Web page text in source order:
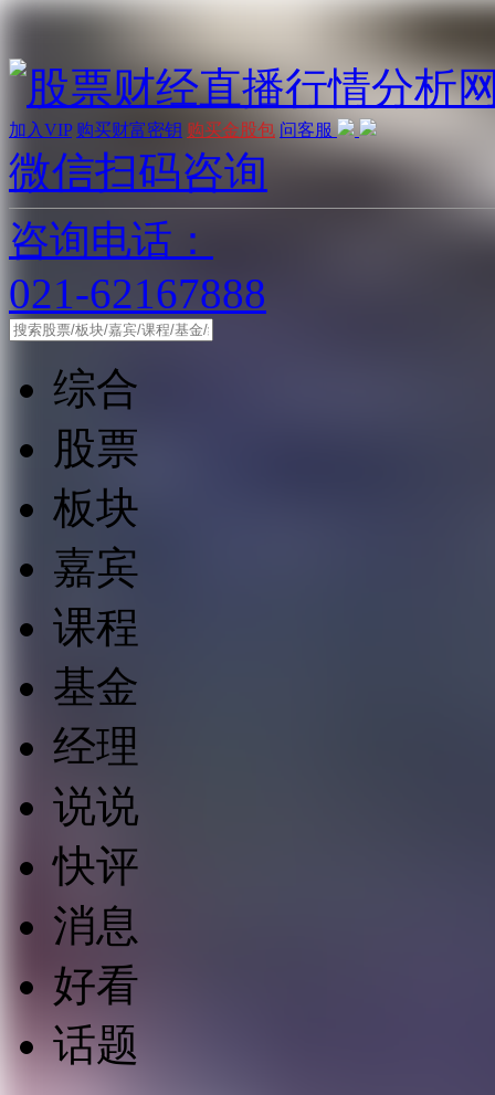
加入VIP 购买财富密钥 购买金股包 问客服
微信扫码咨询
咨询电话：
021-62167888
综合
股票
板块
嘉宾
课程
基金
经理
说说
快评
消息
好看
话题